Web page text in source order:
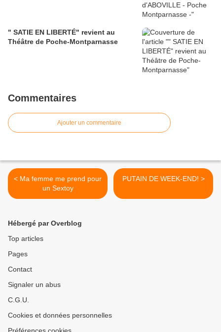
" SATIE EN LIBERTÉ" revient au
Théâtre de Poche-Montparnasse
Commentaires
Ajouter un commentaire
< Ma femme me prend pour
un Sextoy
PUTAIN DE WEEK-END! >
Hébergé par Overblog
Top articles
Pages
Contact
Signaler un abus
C.G.U.
Cookies et données personnelles